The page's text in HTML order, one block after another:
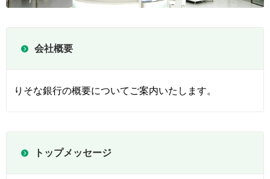
会社概要
りそな銀行の概要についてご案内いたします。
トップメッセージ